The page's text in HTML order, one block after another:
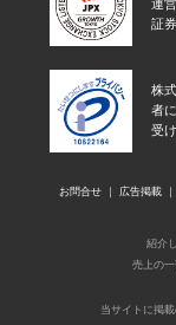
運
証
株
者
受
お問合せ 広告掲載
紹介
売上の一
当サイトに掲